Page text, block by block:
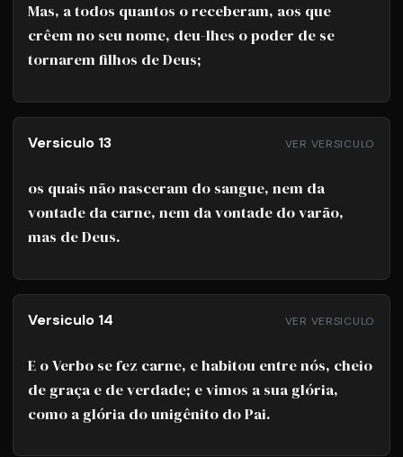
Mas, a todos quantos o receberam, aos que
crêem no seu nome, deu-lhes o poder de se
tornarem filhos de Deus;
Versiculo 13 VER VERSICULO
os quais não nasceram do sangue, nem da
vontade da carne, nem da vontade do varão,
mas de Deus.
Versiculo 14 VER VERSICULO
E o Verbo se fez carne, e habitou entre nós, cheio
de graça e de verdade; e vimos a sua glória,
como a glória do unigênito do Pai.